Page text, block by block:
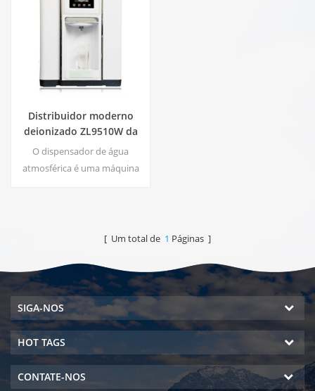
Distribuidor moderno
deionizado ZL9510W da
água da atmosfera fresca
O dispensador de água
atmosférica é uma máquina
qualidade, colhendo água da
[ Um total de 1 Páginas ]
SIGA-NOS
HOT TAGS
CONTATE-NOS